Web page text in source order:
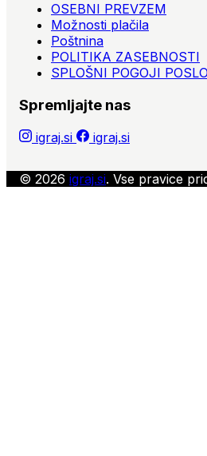
OSEBNI PREVZEM
Možnosti plačila
Poštnina
POLITIKA ZASEBNOSTI
SPLOŠNI POGOJI
Spremljajte nas
igraj.si igraj.si
© 2026 igraj.si. Vse pravice